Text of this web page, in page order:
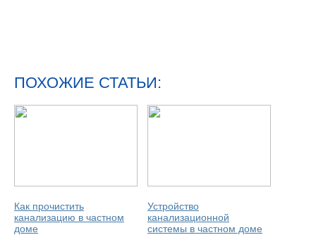
ПОХОЖИЕ СТАТЬИ:
Как прочистить
канализацию в частном
доме
Устройство
канализационной
системы в частном доме